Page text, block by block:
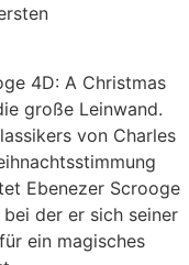
4D: A Christmas
große Leinwand.
von Charles
Ebenezer Scrooge
der er sich seiner
ein magisches